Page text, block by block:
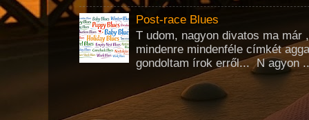
Post-race Blues
T udom, nagyon divatos ma már
mindenre mindenféle címkét
gondoltam írok erről... N agyon